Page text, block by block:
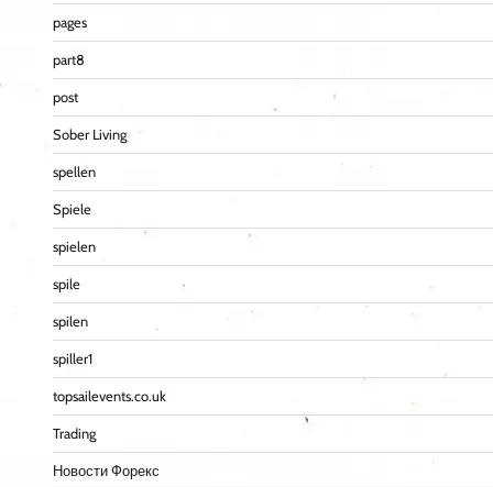
pages
part8
post
Sober Living
spellen
Spiele
spielen
spile
spilen
spiller1
topsailevents.co.uk
Trading
Новости Форекс